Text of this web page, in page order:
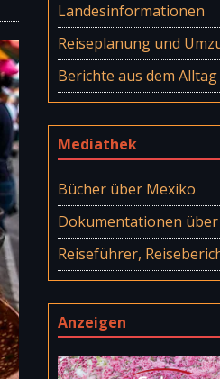
Landesinformationen
Reiseplanung und
Berichte aus dem Alltag
Mediathek
Bücher über Mexiko
Dokumentationen
Reiseführer,
Anzeigen